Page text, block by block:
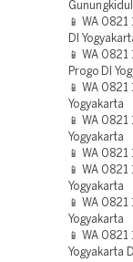
📱 WA
DI
📱 WA
Progo DI
📱 WA
Yogyakarta
📱 WA
Yogyakarta
📱 WA
📱 WA
Yogyakarta
📱 WA
Yogyakarta
📱 WA
Yogyakarta